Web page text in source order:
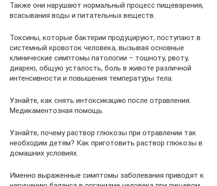
Также они нарушают нормальный процесс пищеварения,
всасывания воды и питательных веществ.
Токсины, которые бактерии продуцируют, поступают в
системный кровоток человека, вызывая основные
клинические симптомы патологии – тошноту, рвоту,
диарею, общую усталость, боль в животе различной
интенсивности и повышения температуры тела.
Узнайте, как снять интоксикацию после отравления.
Медикаментозная помощь.
Узнайте, почему раствор глюкозы при отравлении так
необходим детям? Как приготовить раствор глюкозы в
домашних условиях.
Именно выраженные симптомы заболевания приводят к